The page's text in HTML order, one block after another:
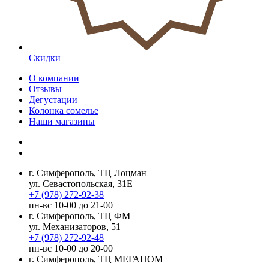
Скидки
О компании
Отзывы
Дегустации
Колонка сомелье
Наши магазины
г. Симферополь, ТЦ Лоцман
ул. Севастопольская, 31Е
+7 (978) 272-92-38
пн-вс 10-00 до 21-00
г. Симферополь, ТЦ ФМ
ул. Механизаторов, 51
+7 (978) 272-92-48
пн-вс 10-00 до 20-00
г. Симферополь, ТЦ МЕГАНОМ